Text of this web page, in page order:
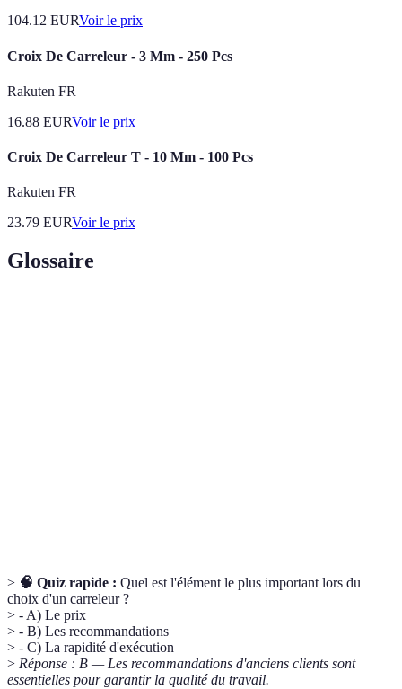
104.12 EURVoir le prix
Croix De Carreleur - 3 Mm - 250 Pcs
Rakuten FR
16.88 EURVoir le prix
Croix De Carreleur T - 10 Mm - 100 Pcs
Rakuten FR
23.79 EURVoir le prix
Glossaire
> 🧠 Quiz rapide : Quel est l'élément le plus important lors du
choix d'un carreleur ?
> - A) Le prix
> - B) Les recommandations
> - C) La rapidité d'exécution
> Réponse : B — Les recommandations d'anciens clients sont
essentielles pour garantir la qualité du travail.